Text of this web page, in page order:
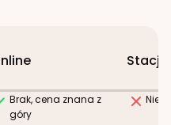
Brak, cena znana z
góry